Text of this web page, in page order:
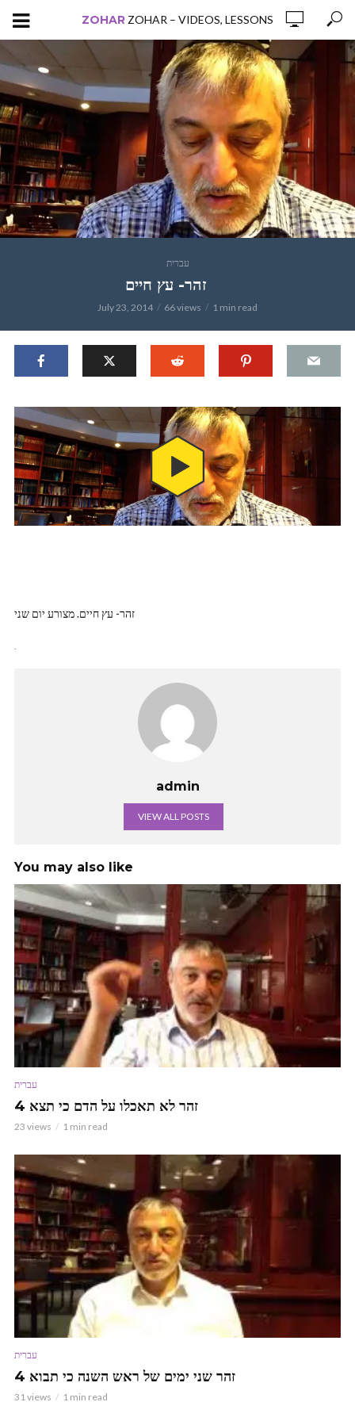
ZOHAR ZOHAR – VIDEOS, LESSONS
עברית
זהר- עץ חיים
July 23, 2014 66 views 1 min read
זהר- עץ חיים. מצורע יום שני
admin
VIEW ALL POSTS
You may also like
עברית
זהר לא תאכלו על הדם כי תצא 4
23 views 1 min read
עברית
זהר שני ימים של ראש השנה כי תבוא 4
31 views 1 min read